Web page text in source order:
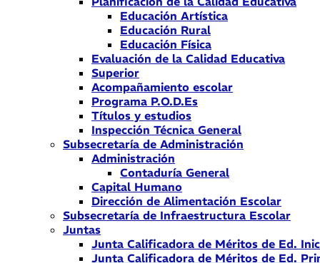
Educación Artística
Educación Rural
Educación Física
Evaluación de la Calidad Educativa
Superior
Acompañamiento escolar
Programa P.O.D.Es
Títulos y estudios
Inspección Técnica General
Subsecretaría de Administración
Administración
Contaduría General
Capital Humano
Dirección de Alimentación Escolar
Subsecretaría de Infraestructura Escolar
Juntas
Junta Calificadora de Méritos de Ed.
Junta Calificadora de Méritos de Ed.